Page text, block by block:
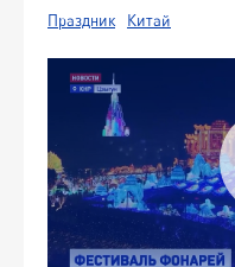
Праздник Китай